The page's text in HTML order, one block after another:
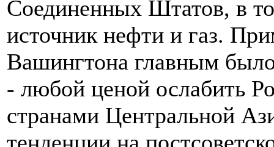
Соединенных Штатов, в
источник нефти и газ.
Вашингтона главным
- любой ценой ослабить
странами Центральной